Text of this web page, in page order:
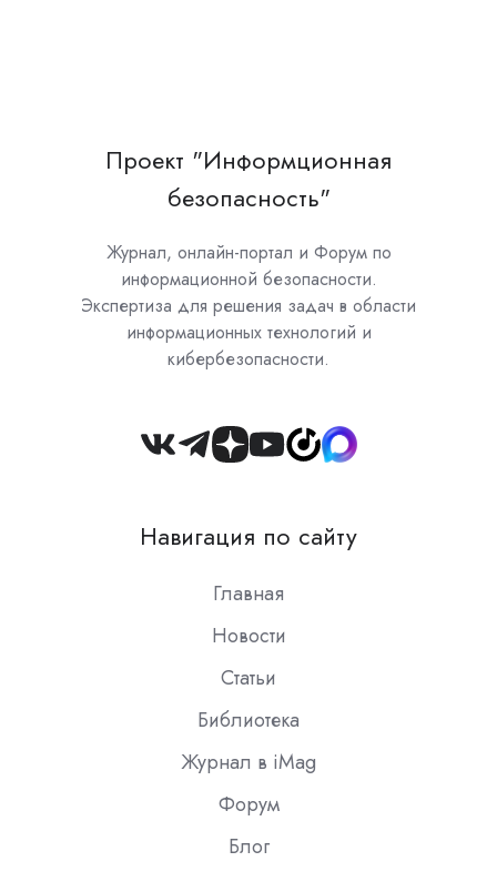
Проект "Информционная
безопасность"
Журнал, онлайн-портал и Форум по
информационной безопасности.
Экспертиза для решения задач в области
информационных технологий и
кибербезопасности.
Join
Slack
Навигация по сайту
Главная
Новости
Статьи
Библиотека
Журнал в iMag
Форум
Блог